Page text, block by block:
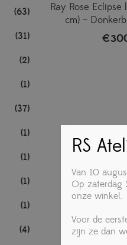
Ray Rose
cm) –
€
(63)
(31)
(2)
(1)
(37)
(1)
(1)
(1)
(1)
(4)
RS
Van 10
Op zaterdag
onze winkel.
Voor de
zijn ze dan